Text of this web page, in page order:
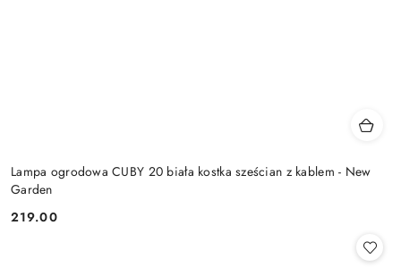
Lampa ogrodowa CUBY 20 biała kostka sześcian z kablem - New
Garden
Cena:
219.00